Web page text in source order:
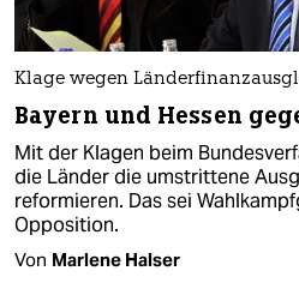
Klage wegen
Bayern und Hessen
Mit der Klagen beim
die Länder die umstrittene
reformieren. Das sei
Opposition.
Von Marlene Halser